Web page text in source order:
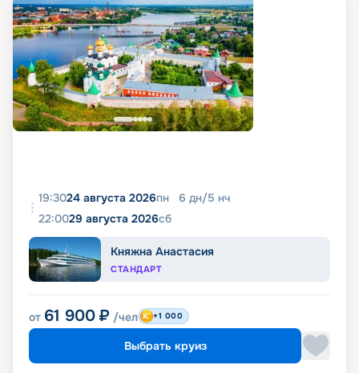
19:3024 августа 2026пн 6 дн/5 нч
22:0029 августа 2026сб
Княжна Анастасия
СТАНДАРТ
от 61 900 ₽ /чел +1 000
Выбрать круиз